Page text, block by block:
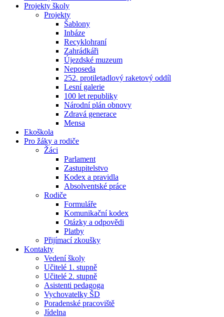
Projekty školy
Projekty
Šablony
Inbáze
Recyklohraní
Zahrádkáři
Újezdské muzeum
Neposeda
252. protiletadlový raketový oddíl
Lesní galerie
100 let republiky
Národní plán obnovy
Zdravá generace
Mensa
Ekoškola
Pro žáky a rodiče
Žáci
Parlament
Zastupitelstvo
Kodex a pravidla
Absolventské práce
Rodiče
Formuláře
Komunikační kodex
Otázky a odpovědi
Platby
Přijímací zkoušky
Kontakty
Vedení školy
Učitelé 1. stupně
Učitelé 2. stupně
Asistenti pedagoga
Vychovatelky ŠD
Poradenské pracoviště
Jídelna